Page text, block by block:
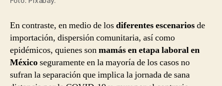
En contraste, en medio de losdiferentes escenariosde
importación, dispersión comunitaria, así como
epidémicos, quienes sonmamás en etapa laboral en
Méxicoseguramente en la mayoría de los casos no
sufran la separación que implica la jornada de sana